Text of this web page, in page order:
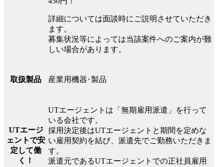
詳細については面談時にご説明させていただき
ます。
募集状況等によっては当該案件へのご案内が難
しい場合があります。
取扱製品 産業用機器･製品
UTエージ
ェントで安
定して働
く！
UTエージェントは「無期雇用派遣」を行って
いる会社です。
採用決定後はUTエージェントと期間を定めな
い雇用契約を結び、派遣先でご勤務いただきま
す。
派遣元であるUTエージェントでの正社員雇用